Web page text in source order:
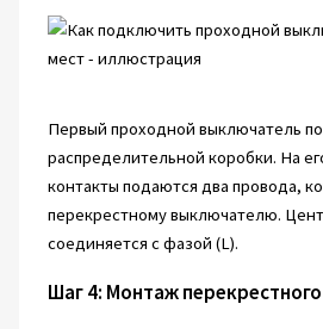
Первый проходной выключатель
распределительной коробки. На
контакты подаются два провода,
перекрестному выключателю.
соединяется с фазой (L).
Шаг 4: Монтаж